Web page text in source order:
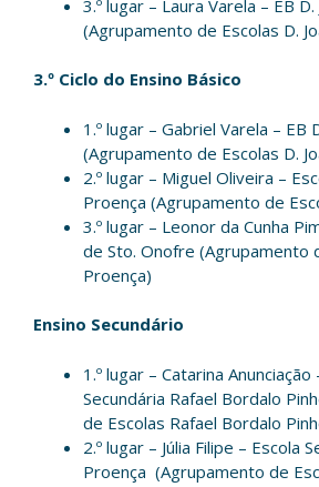
3.º lugar – Laura Varela – EB D.
(Agrupamento de Escolas D.
3.º Ciclo do Ensino Básico
1.º lugar – Gabriel Varela – EB
(Agrupamento de Escolas D.
2.º lugar – Miguel Oliveira –
Proença (Agrupamento de
3.º lugar – Leonor da Cunha
de Sto. Onofre (Agrupamento
Proença)
Ensino Secundário
1.º lugar – Catarina Anunciação
Secundária Rafael Bordalo
de Escolas Rafael Bordalo
2.º lugar – Júlia Filipe – Escola
Proença (Agrupamento de